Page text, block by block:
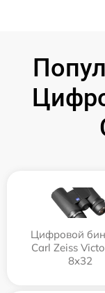
Цифровой
Carl Zeiss
8x32